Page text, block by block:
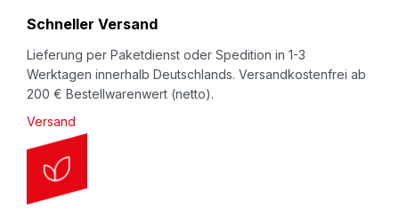
Polsterschutz für Kanten beim Lagern oder
Transport (innerbetrieblich oder beim Versand).
Schenkel einseitig, innen, schwach (rückstandsfrei
kostengünstige Meterware zum Selbstablängen.
r
Schneller Versand
Lieferung per Paketdienst oder Spedition in 1-3
Werktagen innerhalb Deutschlands. Versandkostenfrei ab
200 € Bestellwarenwert (netto).
Versand